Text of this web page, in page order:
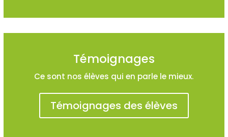
Témoignages
Ce sont nos élèves qui en parle le mieux.
Témoignages des élèves